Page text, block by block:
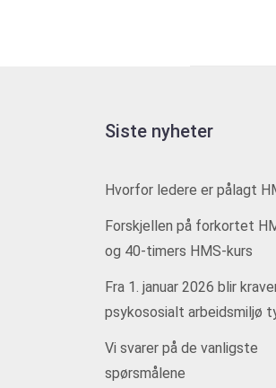
Siste nyheter
Hvorfor ledere er pålagt
Forskjellen på forkortet
og 40-timers HMS-kurs
Fra 1. januar 2026 blir
psykososialt arbeidsmiljø
Vi svarer på de vanligste
spørsmålene